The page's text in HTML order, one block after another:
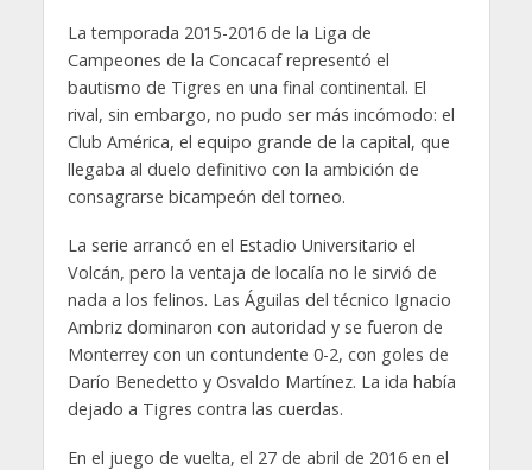
La temporada 2015-2016 de la Liga de
Campeones de la Concacaf representó el
bautismo de Tigres en una final continental. El
rival, sin embargo, no pudo ser más incómodo: el
Club América, el equipo grande de la capital, que
llegaba al duelo definitivo con la ambición de
consagrarse bicampeón del torneo.
La serie arrancó en el Estadio Universitario el
Volcán, pero la ventaja de localía no le sirvió de
nada a los felinos. Las Águilas del técnico Ignacio
Ambriz dominaron con autoridad y se fueron de
Monterrey con un contundente 0-2, con goles de
Darío Benedetto y Osvaldo Martínez. La ida había
dejado a Tigres contra las cuerdas.
En el juego de vuelta, el 27 de abril de 2016 en el